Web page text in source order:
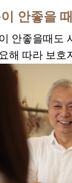
안좋을
안좋을때도
해 따라 보호